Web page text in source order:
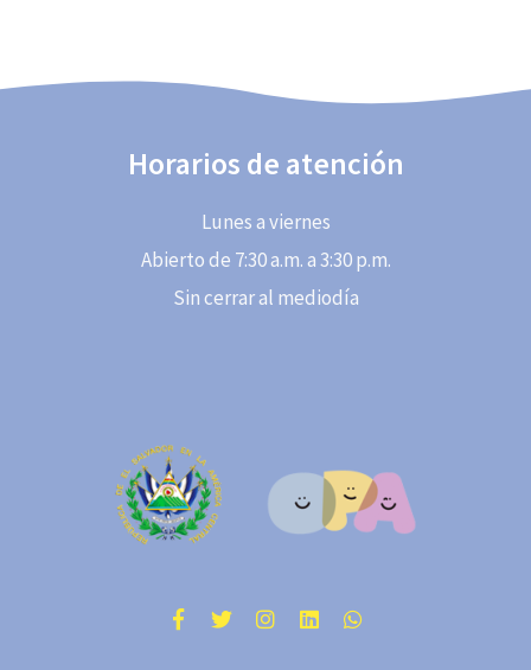
Horarios de atención
Lunes a viernes
Abierto de 7:30 a.m. a 3:30 p.m.
Sin cerrar al mediodía